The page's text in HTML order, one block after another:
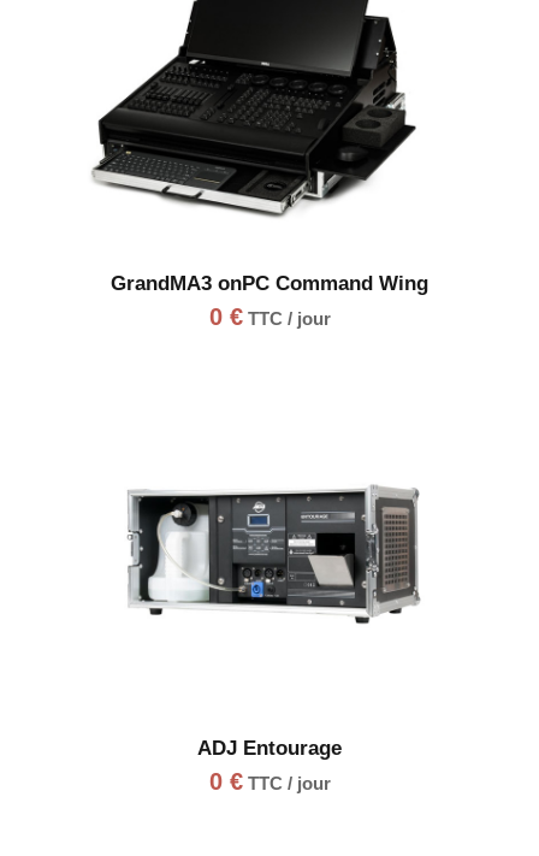
GrandMA3 onPC Command Wing
0 €TTC / jour
ADJ Entourage
0 €TTC / jour